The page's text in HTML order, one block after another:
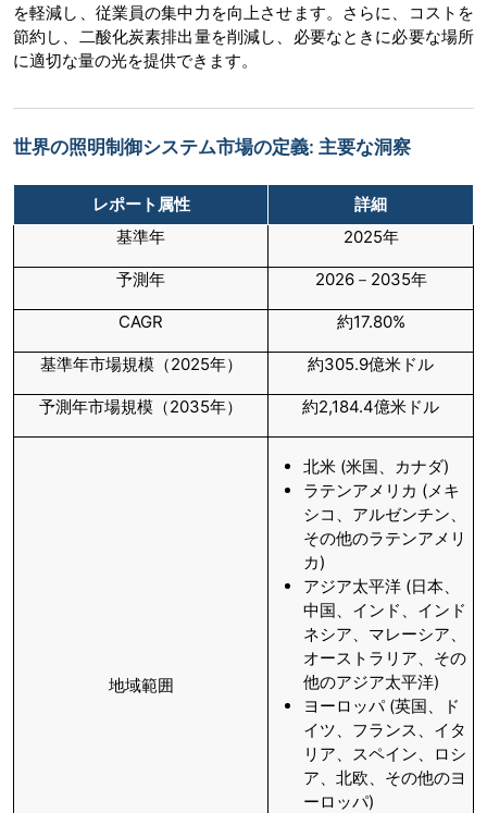
を軽減し、従業員の集中力を向上させます。さらに、コストを
節約し、二酸化炭素排出量を削減し、必要なときに必要な場所
に適切な量の光を提供できます。
世界の照明制御システム市場の定義: 主要な洞察
レポート属性
詳細
基準年
2025年
予測年 2026－2035年
CAGR 約17.80%
基準年市場規模（2025年） 約305.9億米ドル
予測年市場規模（2035年） 約2,184.4億米ドル
地域範囲
北米 (米国、カナダ)
ラテンアメリカ (メキ
シコ、アルゼンチン、
その他のラテンアメリ
カ)
アジア太平洋 (日本、
中国、インド、インド
ネシア、マレーシア、
オーストラリア、その
他のアジア太平洋)
ヨーロッパ (英国、ド
イツ、フランス、イタ
リア、スペイン、ロシ
ア、北欧、その他のヨ
ーロッパ)